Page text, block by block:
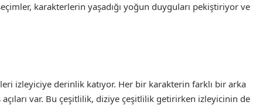
karakterlerin yaşadığı yoğun duyguları pekiştiriyor ve
izleyiciye derinlik katıyor. Her bir karakterin farklı bir arka
var. Bu çeşitlilik, diziye çeşitlilik getirirken izleyicinin de